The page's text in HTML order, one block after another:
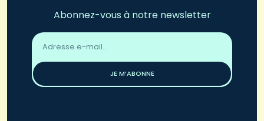
Abonnez-vous à notre newsletter
Adresse
email
JE M’ABONNE